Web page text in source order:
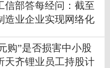
信部答每经问：截至
造业企业实现网络化
购”是否损害中小股
天齐锂业员工持股计